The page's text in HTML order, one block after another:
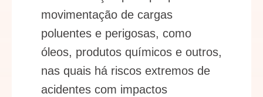
movimentação de cargas
poluentes e perigosas, como
óleos, produtos químicos e outros,
nas quais há riscos extremos de
acidentes com impactos